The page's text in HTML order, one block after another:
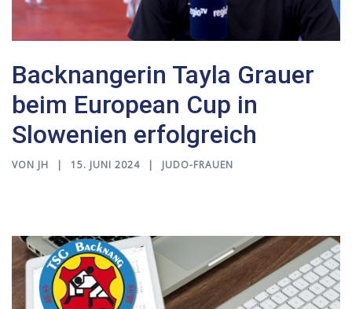
Backnangerin Tayla Grauer
beim European Cup in
Slowenien erfolgreich
VON JH 15. JUNI 2024 JUDO-FRAUEN